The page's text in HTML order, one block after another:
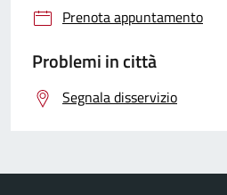
Prenota appuntamento
Problemi in città
Segnala disservizio